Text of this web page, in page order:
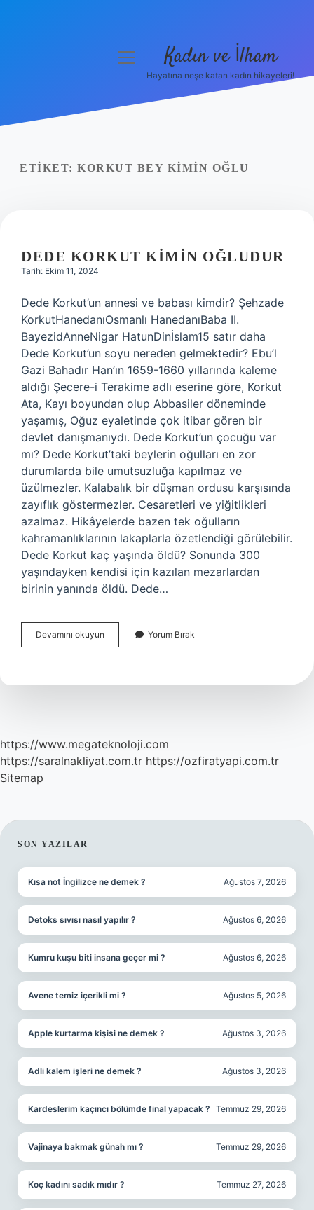
Yasal Uyarı
menüyü
Kadın ve İlham
Hayatına neşe katan kadın hikayeleri!
ETIKET: KORKUT BEY KIMIN OĞLU
DEDE KORKUT KIMIN OĞLUDUR
Tarih: Ekim 11, 2024
Dede Korkut’un annesi ve babası kimdir? Şehzade
KorkutHanedanıOsmanlı HanedanıBaba II.
BayezidAnneNigar HatunDinİslam15 satır daha
Dede Korkut’un soyu nereden gelmektedir? Ebu’l
Gazi Bahadır Han’ın 1659-1660 yıllarında kaleme
aldığı Şecere-i Terakime adlı eserine göre, Korkut
Ata, Kayı boyundan olup Abbasiler döneminde
yaşamış, Oğuz eyaletinde çok itibar gören bir
devlet danışmanıydı. Dede Korkut’un çocuğu var
mı? Dede Korkut’taki beylerin oğulları en zor
durumlarda bile umutsuzluğa kapılmaz ve
üzülmezler. Kalabalık bir düşman ordusu karşısında
zayıflık göstermezler. Cesaretleri ve yiğitlikleri
azalmaz. Hikâyelerde bazen tek oğulların
kahramanlıklarının lakaplarla özetlendiği görülebilir.
Dede Korkut kaç yaşında öldü? Sonunda 300
yaşındayken kendisi için kazılan mezarlardan
birinin yanında öldü. Dede…
Devamını okuyun
Korkut
Yorum Bırak
https://www.megateknoloji.com
https://saralnakliyat.com.tr https://ozfiratyapi.com.tr
Sitemap
SIDEBAR
SON YAZILAR
Kısa not İngilizce ne demek ? Ağustos 7, 2026
Detoks sıvısı nasıl yapılır ? Ağustos 6, 2026
Kumru kuşu biti insana geçer mi ? Ağustos 6, 2026
Avene temiz içerikli mi ? Ağustos 5, 2026
Apple kurtarma kişisi ne demek ? Ağustos 3, 2026
Adli kalem işleri ne demek ? Ağustos 3, 2026
Kardeslerim kaçıncı bölümde final yapacak ? Temmuz 29, 2026
Vajinaya bakmak günah mı ? Temmuz 29, 2026
Koç kadını sadık mıdır ? Temmuz 27, 2026